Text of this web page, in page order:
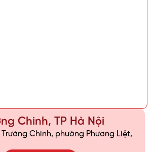
Chinh, TP Hà Nội
Chinh, phường Phương Liệt,